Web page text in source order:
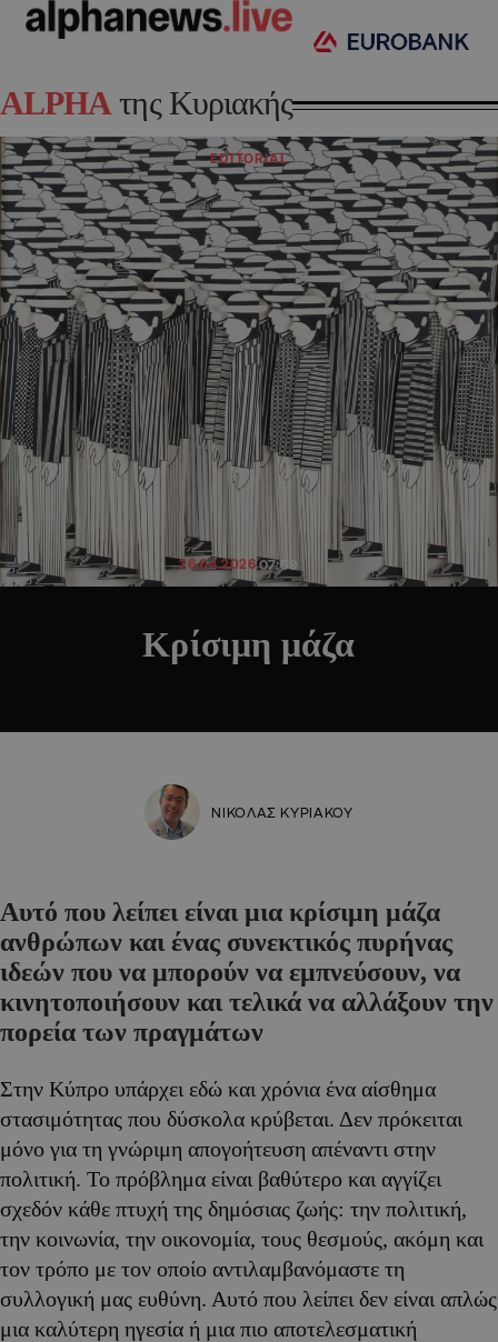
ALPHA της Κυριακής
EDITORIAL
26.04.2026 07:59
Κρίσιμη μάζα
ΝΙΚΟΛΑΣ ΚΥΡΙΑΚΟΥ
Αυτό που λείπει είναι μια κρίσιμη μάζα
ανθρώπων και ένας συνεκτικός πυρήνας
ιδεών που να μπορούν να εμπνεύσουν, να
κινητοποιήσουν και τελικά να αλλάξουν την
πορεία των πραγμάτων
Στην Κύπρο υπάρχει εδώ και χρόνια ένα αίσθημα
στασιμότητας που δύσκολα κρύβεται. Δεν πρόκειται
μόνο για τη γνώριμη απογοήτευση απέναντι στην
πολιτική. Το πρόβλημα είναι βαθύτερο και αγγίζει
σχεδόν κάθε πτυχή της δημόσιας ζωής: την πολιτική,
την κοινωνία, την οικονομία, τους θεσμούς, ακόμη και
τον τρόπο με τον οποίο αντιλαμβανόμαστε τη
συλλογική μας ευθύνη. Αυτό που λείπει δεν είναι απλώς
μια καλύτερη ηγεσία ή μια πιο αποτελεσματική